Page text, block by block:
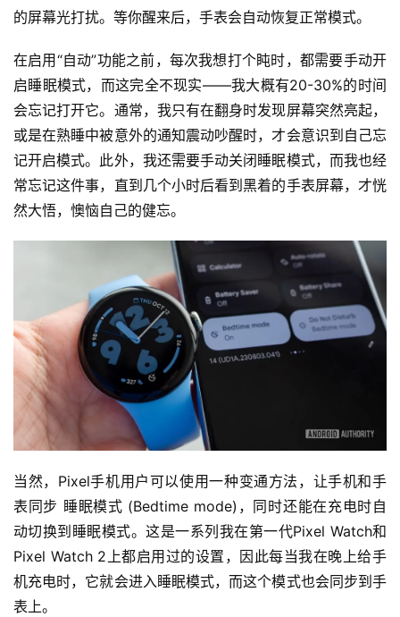
的屏幕光打扰。等你醒来后，手表会自动恢复正常模式。
在启用“自动”功能之前，每次我想打个盹时，都需要手动开
启睡眠模式，而这完全不现实——我大概有20-30%的时间
会忘记打开它。通常，我只有在翻身时发现屏幕突然亮起，
或是在熟睡中被意外的通知震动吵醒时，才会意识到自己忘
记开启模式。此外，我还需要手动关闭睡眠模式，而我也经
常忘记这件事，直到几个小时后看到黑着的手表屏幕，才恍
然大悟，懊恼自己的健忘。
当然，Pixel手机用户可以使用一种变通方法，让手机和手
表同步 睡眠模式 (Bedtime mode)，同时还能在充电时自
动切换到睡眠模式。这是一系列我在第一代Pixel Watch和
Pixel Watch 2上都启用过的设置，因此每当我在晚上给手
机充电时，它就会进入睡眠模式，而这个模式也会同步到手
表上。